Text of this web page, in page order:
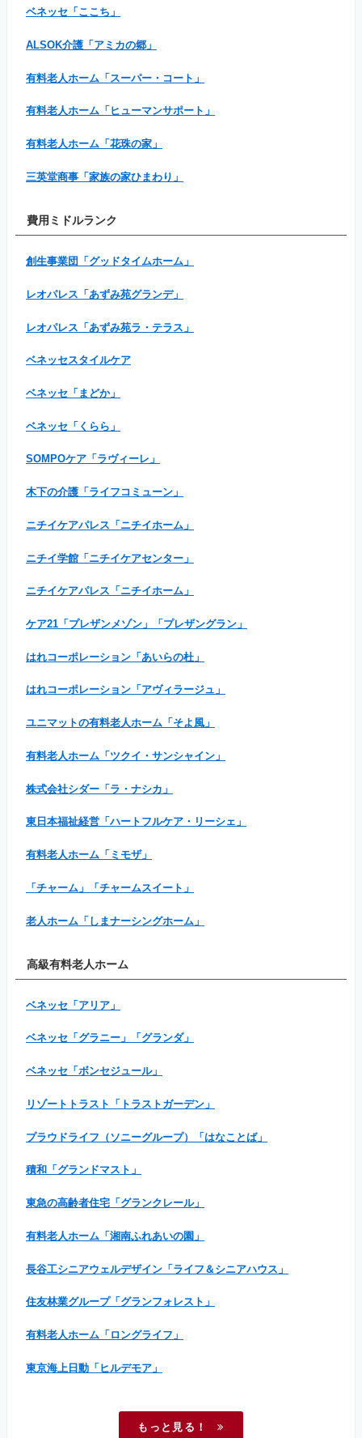
ベネッセ「ここち」
ALSOK介護「アミカの郷」
有料老人ホーム「スーパー・コート」
有料老人ホーム「ヒューマンサポート」
有料老人ホーム「花珠の家」
三英堂商事「家族の家ひまわり」
費用ミドルランク
創生事業団「グッドタイムホーム」
レオパレス「あずみ苑グランデ」
レオパレス「あずみ苑ラ・テラス」
ベネッセスタイルケア
ベネッセ「まどか」
ベネッセ「くらら」
SOMPOケア「ラヴィーレ」
木下の介護「ライフコミューン」
ニチイケアパレス「ニチイホーム」
ニチイ学館「ニチイケアセンター」
ニチイケアパレス「ニチイホーム」
ケア21「プレザンメゾン」「プレザングラン」
はれコーポレーション「あいらの杜」
はれコーポレーション「アヴィラージュ」
ユニマットの有料老人ホーム「そよ風」
有料老人ホーム「ツクイ・サンシャイン」
株式会社シダー「ラ・ナシカ」
東日本福祉経営「ハートフルケア・リーシェ」
有料老人ホーム「ミモザ」
「チャーム」「チャームスイート」
老人ホーム「しまナーシングホーム」
高級有料老人ホーム
ベネッセ「アリア」
ベネッセ「グラニー」「グランダ」
ベネッセ「ボンセジュール」
リゾートトラスト「トラストガーデン」
プラウドライフ（ソニーグループ）「はなことば」
積和「グランドマスト」
東急の高齢者住宅「グランクレール」
有料老人ホーム「湘南ふれあいの園」
長谷工シニアウェルデザイン「ライフ＆シニアハウス」
住友林業グループ「グランフォレスト」
有料老人ホーム「ロングライフ」
東京海上日動「ヒルデモア」
もっと見る！